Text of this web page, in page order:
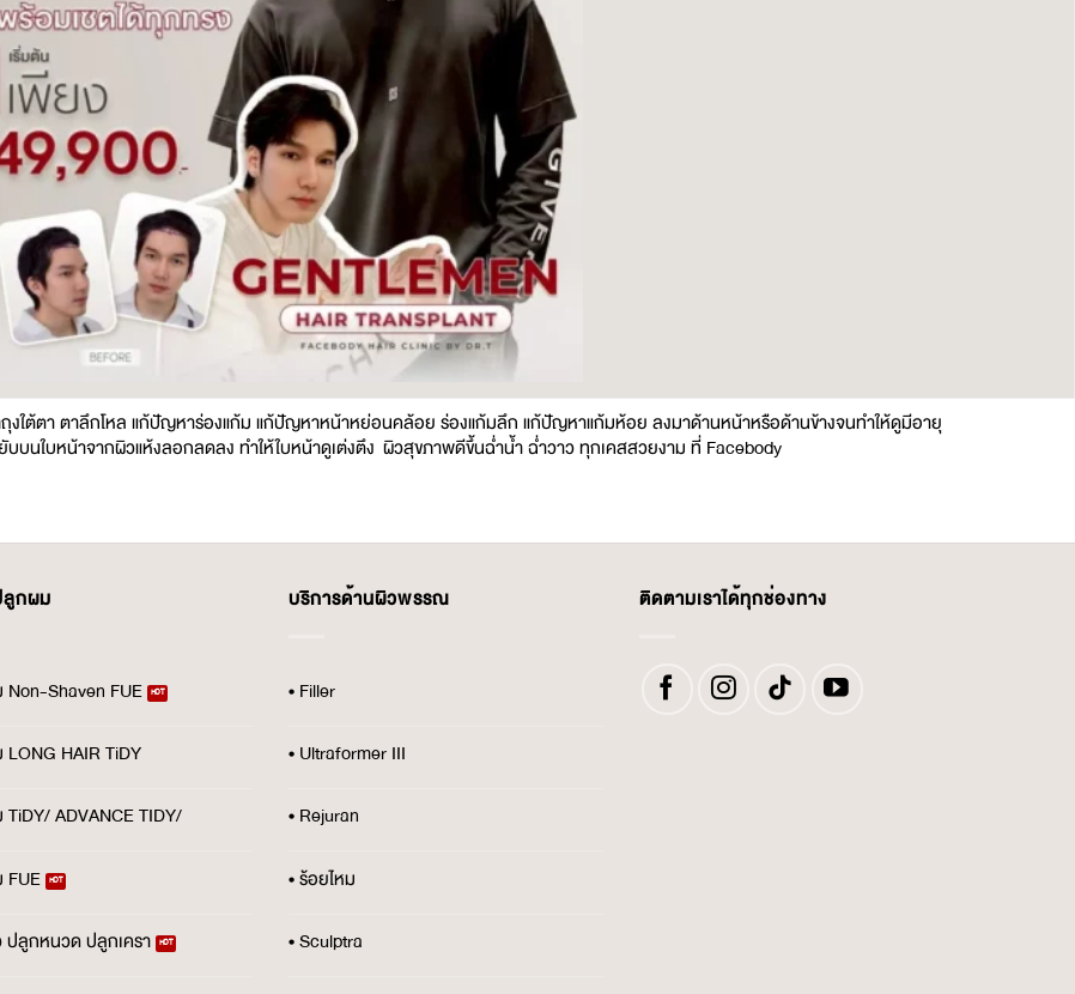
งใต้ตา ตาลึกโหล แก้ปัญหาร่องแก้ม แก้ปัญหาหน้าหย่อนคล้อย ร่องแก้มลึก แก้ปัญหาแก้มห้อย ลงมาด้านหน้าหรือด้านข้างจนทำให้ดูมีอายุ
บนใบหน้าจากผิวแห้งลอกลดลง ทำให้ใบหน้าดูเต่งตึง ผิวสุขภาพดีขึ้นฉ่ำน้ำ ฉ่ำวาว ทุกเคสสวยงาม ที่ Facebody
กผม
Shaven FUE
HAIR TiDY
ADVANCE TIDY/
FUE
ปลูกหนวด ปลูกเครา
บริการด้านผิวพรรณ
• Filler
• Ultraformer III
• Rejuran
• ร้อยไหม
• Sculptra
ติดตามเราได้ทุกช่องทาง